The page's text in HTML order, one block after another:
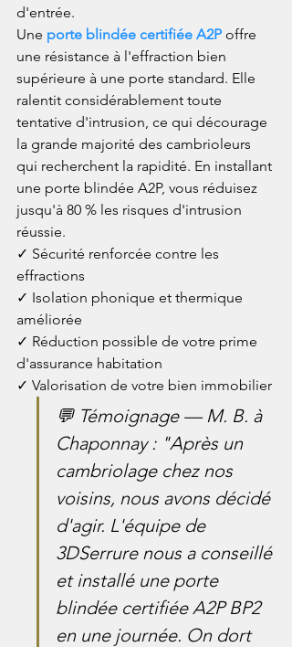
d'entrée.
Une porte blindée certifiée A2P offre
une résistance à l'effraction bien
supérieure à une porte standard. Elle
ralentit considérablement toute
tentative d'intrusion, ce qui décourage
la grande majorité des cambrioleurs
qui recherchent la rapidité. En installant
une porte blindée A2P, vous réduisez
jusqu'à 80 % les risques d'intrusion
réussie.
✓ Sécurité renforcée contre les
effractions
✓ Isolation phonique et thermique
améliorée
✓ Réduction possible de votre prime
d'assurance habitation
✓ Valorisation de votre bien immobilier
💬 Témoignage — M. B. à
Chaponnay : "Après un
cambriolage chez nos
voisins, nous avons décidé
d'agir. L'équipe de
3DSerrure nous a conseillé
et installé une porte
blindée certifiée A2P BP2
en une journée. On dort